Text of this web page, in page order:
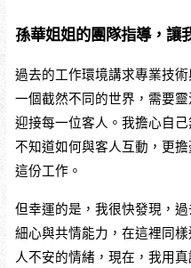
孫華姐姐的團隊指導，讓
過去的工作環境講求專業技
一個截然不同的世界，需要
迎接每一位客人。我擔心自
不知道如何與客人互動，更
這份工作。
但幸運的是，我很快發現，
細心與共情能力，在這裡同
人不安的情緒，現在，我用